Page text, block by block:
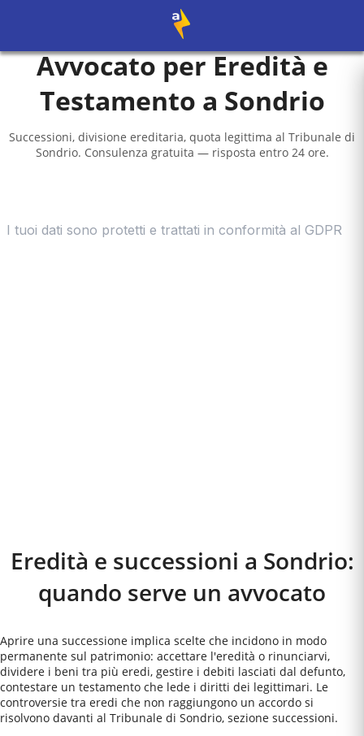
Avvocato per Eredità e
Testamento a Sondrio
Successioni, divisione ereditaria, quota legittima al Tribunale di
Sondrio. Consulenza gratuita — risposta entro 24 ore.
Eredità e successioni a Sondrio:
quando serve un avvocato
Aprire una successione implica scelte che incidono in modo
permanente sul patrimonio: accettare l'eredità o rinunciarvi,
dividere i beni tra più eredi, gestire i debiti lasciati dal defunto,
contestare un testamento che lede i diritti dei legittimari. Le
controversie tra eredi che non raggiungono un accordo si
risolvono davanti al Tribunale di Sondrio, sezione successioni.